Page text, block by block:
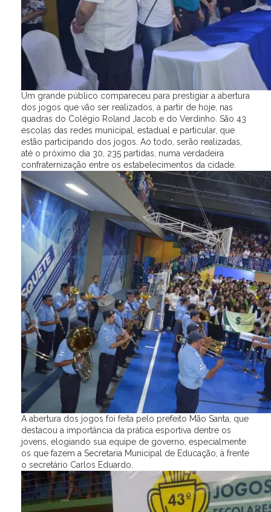
Um grande público compareceu para prestigiar a abertura
dos jogos que vão ser realizados, a partir de hoje, nas
quadras do Colégio Roland Jacob e do Verdinho. São 43
escolas das redes municipal, estadual e particular, que
estão participando dos jogos. Ao todo, serão realizadas,
até o próximo dia 30, 235 partidas, numa verdadeira
confraternização entre os estabelecimentos da cidade.
A abertura dos jogos foi feita pelo prefeito Mão Santa, que
destacou a importância da prática esportiva dentre os
jovens, elogiando sua equipe de governo, especialmente
os que fazem a Secretaria Municipal de Educação, à frente
o secretário Carlos Eduardo.